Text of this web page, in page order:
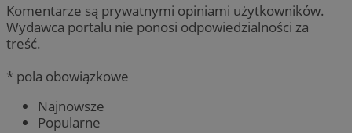
Komentarze są prywatnymi opiniami użytkowników.
Wydawca portalu nie ponosi odpowiedzialności za
treść.
* pola obowiązkowe
Najnowsze
Popularne